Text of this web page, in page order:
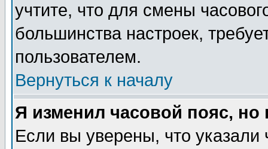
учтите, что для смены
большинства настроек,
пользователем.
Вернуться к началу
Я изменил часовой пояс,
Если вы уверены, что указали